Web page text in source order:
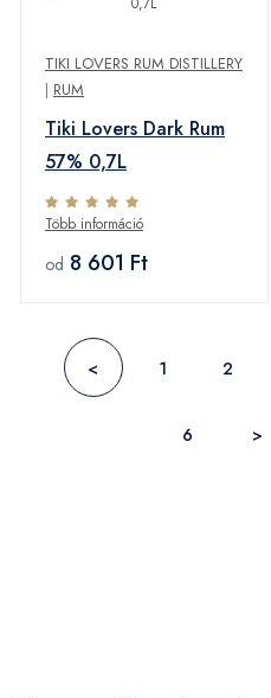
TIKI LOVERS RUM DISTILLERY
| RUM
Tiki Lovers Dark Rum
57% 0,7L
Több információ
od 8 601 Ft
< 1 2
6 >